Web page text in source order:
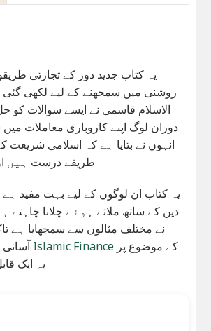
یہ کتاب جدید دور کے تجارتی
روشنی میں سمجھنے کے لیے لکھی گئی
الاسلام قاسمی نے ایسے سوالات کو
دوران لوگ اپنے کاروباری معاملات
انہوں نے بتایا ہے کہ اسلامی
طریقے درست ہیں
یہ کتاب ان لوگوں کے لیے بہت مفید ہے
دین کے ساتھ ملاتے ہوئے چلانا چاہتے
نے مختلف مثالوں سے سمجھایا ہے
آسانی سے سمجھ سکے۔Islamic Finance
یہ ایک